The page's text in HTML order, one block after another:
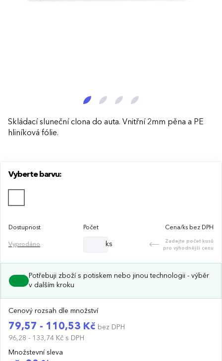
Skládací sluneční clona do auta. Vnitřní 2mm pěna a PE
hliníková fólie.
Vyberte barvu:
Dostupnost Počet Cena/ks bez DPH
Vyprodáno ks
Zadejte počet kusů
pro výhodnější cenu
Potřebuji zboží s potiskem nebo jinou technologii - výběr
v dalším kroku
Cenový rozsah dle množství
79,57 - 110,53 Kč bez DPH
96,28 - 133,74 Kč s DPH
Množstevní sleva